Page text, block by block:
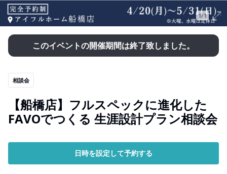
1/1
このイベントの開催期間は終了致しました。
相談会
【船橋店】フルスペックに進化した
FAVOでつくる 生涯設計プラン相談会
日時を設定して予約する